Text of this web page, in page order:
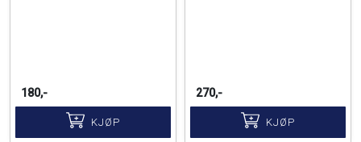
180,-
KJØP
270,-
KJØP